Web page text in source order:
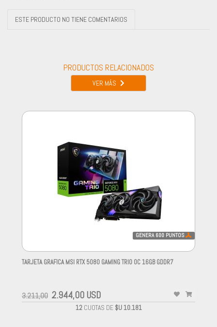
ESTE PRODUCTO NO TIENE COMENTARIOS
PRODUCTOS RELACIONADOS
VER MÁS
GENERA 600 PUNTOS
TARJETA GRAFICA MSI RTX 5080 GAMING TRIO OC 16GB GDDR7
3.211,00 2.944,00 USD
12CUOTAS DE $U 10.181